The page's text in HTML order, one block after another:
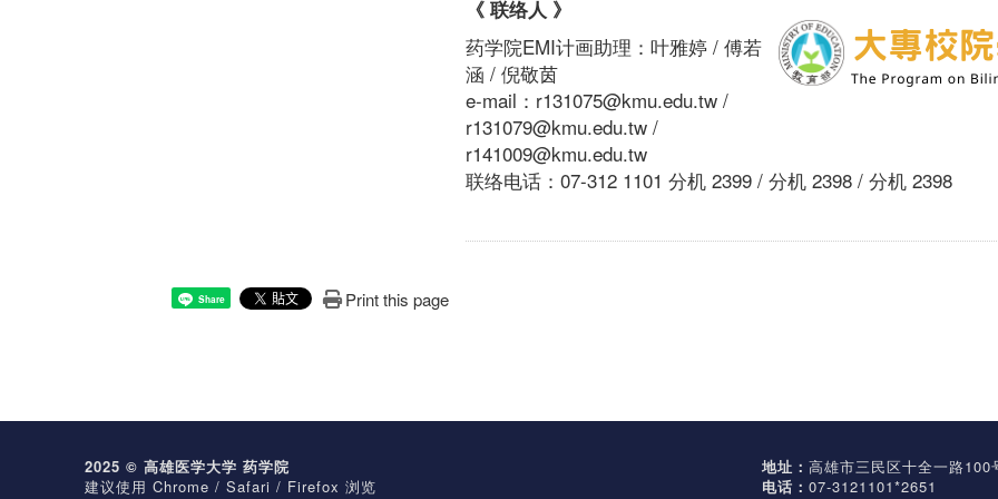
《 联络人 》
药学院EMI计画助理：叶雅婷 / 傅若
涵 / 倪敬茵
e-mail：r131075@kmu.edu.tw /
r131079@kmu.edu.tw /
r141009@kmu.edu.tw
联络电话：07-312 1101 分机 2399 / 分机 2398 / 分机 2398
Share Print this page
2025 © 高雄医学大学 药学院
建议使用 Chrome / Safari / Firefox 浏览
地址：高雄市三民区十全一路100
电话：07-3121101*2651